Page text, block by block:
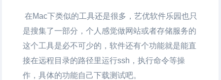
在Mac下类似的工具还是很多，艺优软件乐园也只
是搜集了一部分，个人感觉做网站或者存储服务的
这个工具是必不可少的，软件还有个功能就是能直
接在远程目录的路径里运行ssh，执行命令等操
作，具体的功能自己下载测试吧。